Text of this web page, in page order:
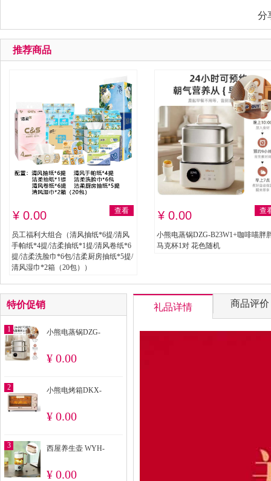
分
推荐商品
¥ 0.00 查看
员工福利大组合（清风抽纸*6提/清风
手帕纸*4提/洁柔抽纸*1提/清风卷纸*6
提/洁柔洗脸巾*6包/洁柔厨房抽纸*5提/
清风湿巾*2箱（20包））
¥ 0.00 查
小熊电蒸锅DZG-B23W1+咖啡喵胖
马克杯1对 花色随机
特价促销
1
小熊电蒸锅DZG-
克杯1对 花色随机
¥ 0.00
2
小熊电烤箱DKX-
¥ 0.00
3
西屋养生壶 WYH-
BP-EN803
¥ 0.00
礼品详情 商品评价